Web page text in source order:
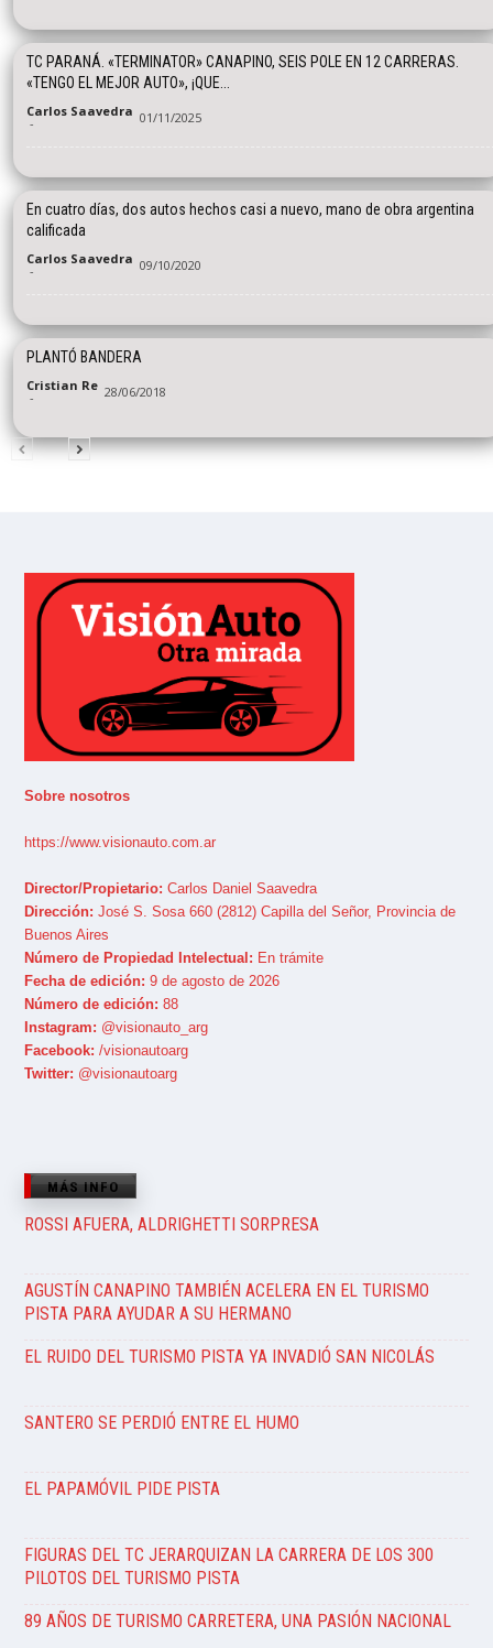
TC PARANÁ. «TERMINATOR» CANAPINO, SEIS POLE EN 12 CARRERAS.
«TENGO EL MEJOR AUTO», ¡QUE...
Carlos Saavedra
- 01/11/2025
En cuatro días, dos autos hechos casi a nuevo, mano de obra argentina
calificada
Carlos Saavedra
- 09/10/2020
PLANTÓ BANDERA
Cristian Re
- 28/06/2018
Sobre nosotros
https://www.visionauto.com.ar
Director/Propietario: Carlos Daniel Saavedra
Dirección: José S. Sosa 660 (2812) Capilla del Señor, Provincia de
Buenos Aires
Número de Propiedad Intelectual: En trámite
Fecha de edición: 9 de agosto de 2026
Número de edición: 88
Instagram: @visionauto_arg
Facebook: /visionautoarg
Twitter: @visionautoarg
MÁS INFO
ROSSI AFUERA, ALDRIGHETTI SORPRESA
AGUSTÍN CANAPINO TAMBIÉN ACELERA EN EL TURISMO
PISTA PARA AYUDAR A SU HERMANO
EL RUIDO DEL TURISMO PISTA YA INVADIÓ SAN NICOLÁS
SANTERO SE PERDIÓ ENTRE EL HUMO
EL PAPAMÓVIL PIDE PISTA
FIGURAS DEL TC JERARQUIZAN LA CARRERA DE LOS 300
PILOTOS DEL TURISMO PISTA
89 AÑOS DE TURISMO CARRETERA, UNA PASIÓN NACIONAL